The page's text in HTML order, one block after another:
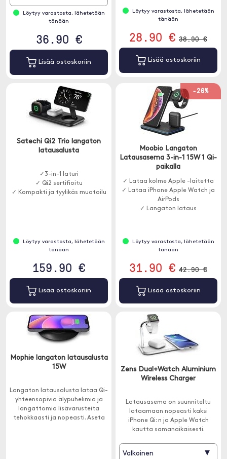
Löytyy varastosta, lähetetään
tänään
36.90 €
Lisää ostoskoriin
Löytyy varastosta, lähetetään
tänään
28.90 € 38.90 €
Lisää ostoskoriin
Satechi Qi2 Trio langaton
latausalusta
✓3-in-1 laturi
✓ Qi2 sertifioitu
✓ Kompakti ja tyylikäs muotoilu
Löytyy varastosta, lähetetään
tänään
159.90 €
Lisää ostoskoriin
-26%
Moobio Langaton
Latausasema 3-in-1 15W 1 Qi-
paikalla
✓ Lataa kolme Apple -laitetta
✓ Lataa iPhone Apple Watch ja
AirPods
✓ Langaton lataus
Löytyy varastosta, lähetetään
tänään
31.90 € 42.90 €
Lisää ostoskoriin
Mophie langaton latausalusta
15W
Langaton latausalusta lataa Qi-
yhteensopivia älypuhelimia ja
langattomia lisävarusteita
tehokkaasti ja nopeasti. Aseta
Zens Dual+Watch Aluminium
Wireless Charger
Latausasema on suunniteltu
lataamaan nopeasti kaksi
iPhone Qi: n ja Apple Watch
kautta samanaikaisesti.
Valkoinen ▾